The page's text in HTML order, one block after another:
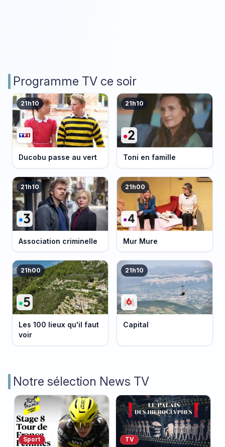
Programme TV ce soir
21h10
Ducobu passe au vert
21h10
Toni en famille
21h10
Association criminelle
21h00
Mur Mure
21h00
Les 100 lieux qu'il faut
voir
21h10
Capital
Notre sélection News TV
Sport TV